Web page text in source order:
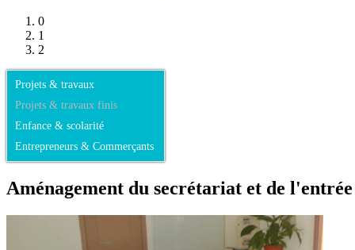
0
1
2
Projets & travaux
Projets & travaux finis
Enfance & scolarité
Entrepreneurs & Commerçants
Aménagement du secrétariat et de